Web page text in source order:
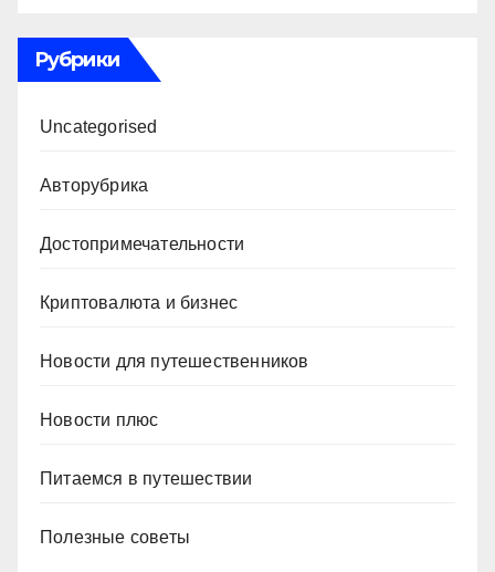
Рубрики
Uncategorised
Авторубрика
Достопримечательности
Криптовалюта и бизнес
Новости для путешественников
Новости плюс
Питаемся в путешествии
Полезные советы